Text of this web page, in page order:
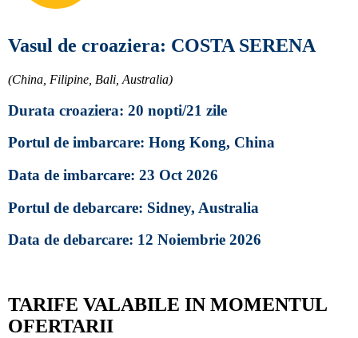
Vasul de croaziera: COSTA SERENA
(China, Filipine, Bali, Australia)
Durata croaziera: 20 nopti/21 zile
Portul de imbarcare: Hong Kong, China
Data de imbarcare: 23 Oct 2026
Portul de debarcare: Sidney, Australia
Data de debarcare: 12 Noiembrie 2026
TARIFE VALABILE IN MOMENTUL
OFERTARII